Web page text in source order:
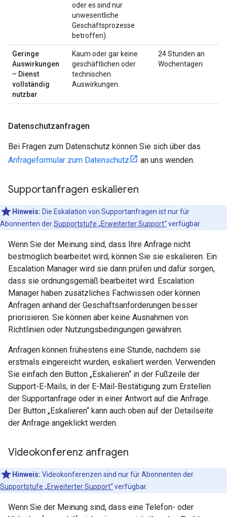
oder es sind nur
unwesentliche
Geschäftsprozesse
betroffen).
Geringe
Auswirkungen
– Dienst
vollständig
nutzbar
Kaum oder gar keine
geschäftlichen oder
technischen
Auswirkungen.
24 Stunden an
Wochentagen
Datenschutzanfragen
Bei Fragen zum Datenschutz können Sie sich über das
Anfrageformular zum Datenschutz
an uns wenden.
Supportanfragen eskalieren
Hinweis: Die Eskalation von Supportanfragen ist nur für
Abonnenten derSupportstufe „Erweiterter Support“verfügbar.
Wenn Sie der Meinung sind, dass Ihre Anfrage nicht
bestmöglich bearbeitet wird, können Sie sie eskalieren. Ein
Escalation Manager wird sie dann prüfen und dafür sorgen,
dass sie ordnungsgemäß bearbeitet wird. Escalation
Manager haben zusätzliches Fachwissen oder können
Anfragen anhand der Geschäftsanforderungen besser
priorisieren. Sie können aber keine Ausnahmen von
Richtlinien oder Nutzungsbedingungen gewähren.
Anfragen können frühestens eine Stunde, nachdem sie
erstmals eingereicht wurden, eskaliert werden. Verwenden
Sie einfach den Button „Eskalieren“ in der Fußzeile der
Support-E-Mails, in der E-Mail-Bestätigung zum Erstellen
der Supportanfrage oder in einer Antwort auf die Anfrage.
Der Button „Eskalieren“ kann auch oben auf der Detailseite
der Anfrage angeklickt werden.
Videokonferenz anfragen
Hinweis: Videokonferenzen sind nur für Abonnenten der
Supportstufe „Erweiterter Support“verfügbar.
Wenn Sie der Meinung sind, dass eine Telefon- oder